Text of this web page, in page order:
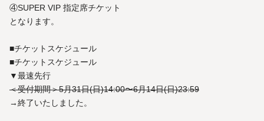
④SUPER VIP 指定席チケット
となります。
■チケットスケジュール
■チケットスケジュール
▼最速先行
＜受付期間＞5月31日(日)14:00〜6月14日(日)23:59
→終了いたしました。